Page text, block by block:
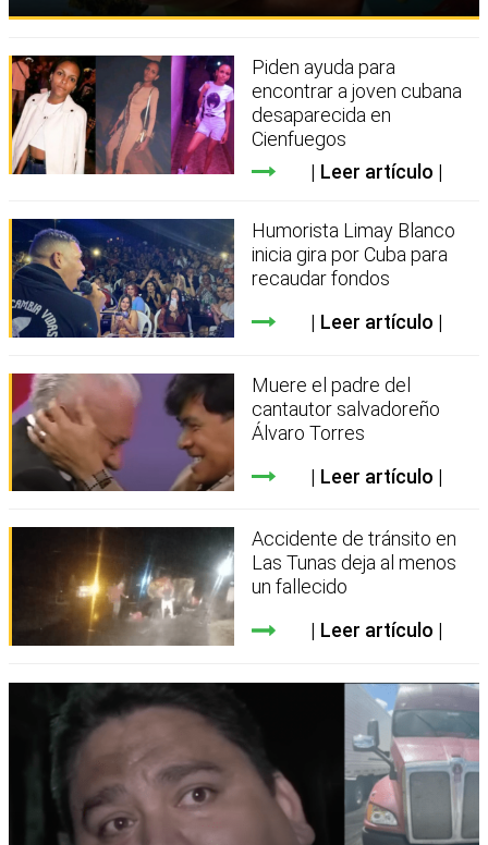
Piden ayuda para
encontrar a joven cubana
desaparecida en
Cienfuegos
Leer artículo
Humorista Limay Blanco
inicia gira por Cuba para
recaudar fondos
Leer artículo
Muere el padre del
cantautor salvadoreño
Álvaro Torres
Leer artículo
Accidente de tránsito en
Las Tunas deja al menos
un fallecido
Leer artículo